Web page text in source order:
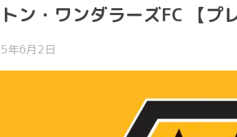
ン・ワンダラーズFC 【プ
年6月2日